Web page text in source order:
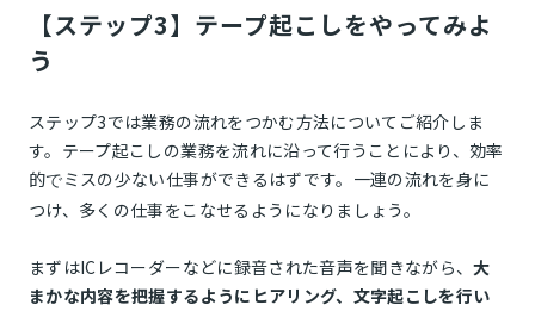
【ステップ3】テープ起こしをやってみよ
う
ステップ3では業務の流れをつかむ方法についてご紹介しま
す。テープ起こしの業務を流れに沿って行うことにより、効率
的で ミスの少ない仕事ができるはずです。一連の流れを身に
つけ、多くの仕事をこなせるようになりましょう。
まずはICレコーダーなどに録音された音声を聞きながら、大
まかな内容を把握するようにヒアリング、文字起こしを行い